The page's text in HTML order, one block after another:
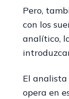
Pero,
con los
analítico,
El
opera en